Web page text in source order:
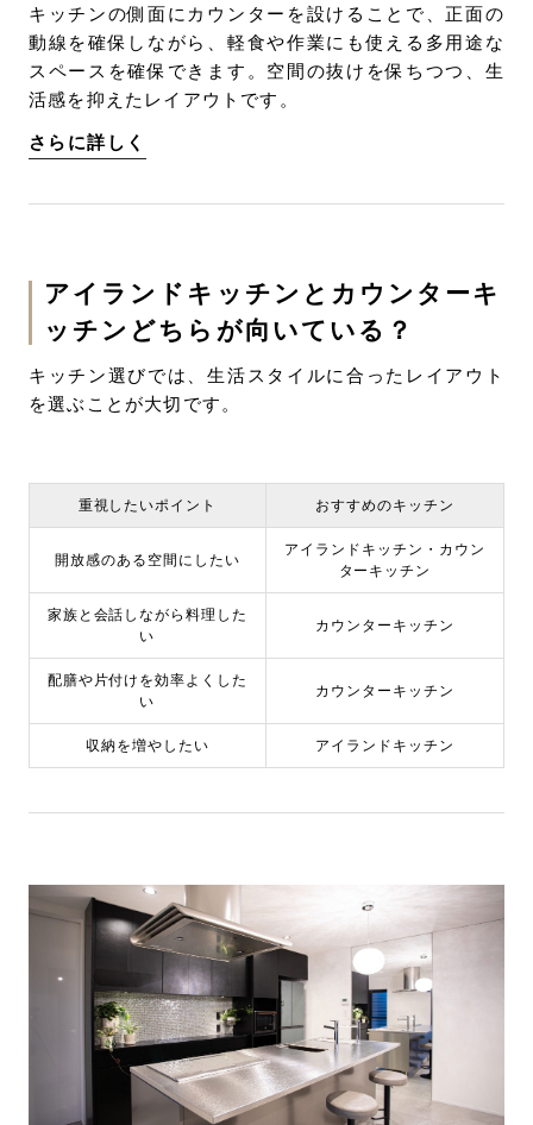
キッチンの側面にカウンターを設けることで、正面の
動線を確保しながら、軽食や作業にも使える多用途な
スペースを確保できます。空間の抜けを保ちつつ、生
活感を抑えたレイアウトです。
さらに詳しく
アイランドキッチンとカウンターキ
ッチンどちらが向いている？
キッチン選びでは、生活スタイルに合ったレイアウト
を選ぶことが大切です。
重視したいポイント おすすめのキッチン
開放感のある空間にしたい
アイランドキッチン・カウン
ターキッチン
家族と会話しながら料理した
い
カウンターキッチン
配膳や片付けを効率よくした
い
カウンターキッチン
収納を増やしたい アイランドキッチン